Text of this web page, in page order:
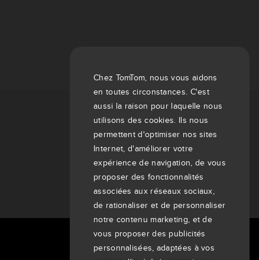
À propos de nous
Chez TomTom, nous vous aidons
en toutes circonstances. C'est
aussi la raison pour laquelle nous
utilisons des cookies. Ils nous
permettent d'optimiser nos sites
Internet, d'améliorer votre
expérience de navigation, de vous
proposer des fonctionnalités
associées aux réseaux sociaux,
de rationaliser et de personnaliser
notre contenu marketing, et de
vous proposer des publicités
personnalisées, adaptées à vos